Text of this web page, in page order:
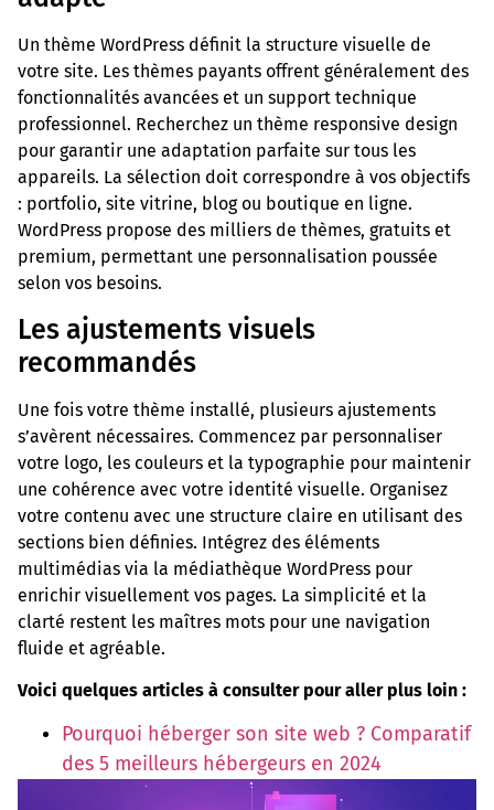
Un thème WordPress définit la structure visuelle de
votre site. Les thèmes payants offrent généralement des
fonctionnalités avancées et un support technique
professionnel. Recherchez un thème responsive design
pour garantir une adaptation parfaite sur tous les
appareils. La sélection doit correspondre à vos objectifs
: portfolio, site vitrine, blog ou boutique en ligne.
WordPress propose des milliers de thèmes, gratuits et
premium, permettant une personnalisation poussée
selon vos besoins.
Les ajustements visuels
recommandés
Une fois votre thème installé, plusieurs ajustements
s’avèrent nécessaires. Commencez par personnaliser
votre logo, les couleurs et la typographie pour maintenir
une cohérence avec votre identité visuelle. Organisez
votre contenu avec une structure claire en utilisant des
sections bien définies. Intégrez des éléments
multimédias via la médiathèque WordPress pour
enrichir visuellement vos pages. La simplicité et la
clarté restent les maîtres mots pour une navigation
fluide et agréable.
Voici quelques articles à consulter pour aller plus loin :
Pourquoi héberger son site web ? Comparatif
des 5 meilleurs hébergeurs en 2024